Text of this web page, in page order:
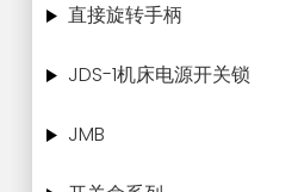
直接旋转手柄
JDS-1机床电源开关锁
JMB